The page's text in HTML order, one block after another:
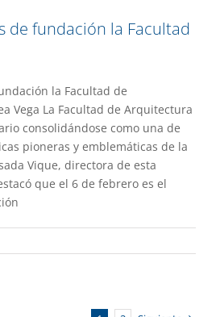
de fundación la Facultad
la Facultad de
Vega La Facultad de Arquitectura
consolidándose como una de
pioneras y emblemáticas de la
Vique, directora de esta
que el 6 de febrero es el